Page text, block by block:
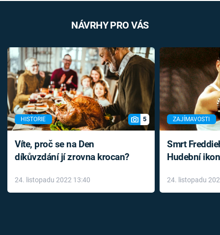
NÁVRHY PRO VÁS
HISTORIE 5
Víte, proč se na Den
díkůvzdání jí zrovna krocan?
24. listopadu 2022 13:40
ZAJÍMAVOSTI
Smrt
Hudební
léky
24. listopadu